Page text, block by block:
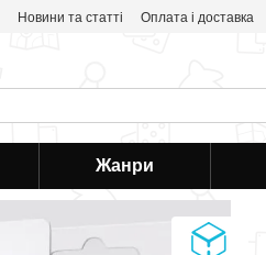
Новини та статті Оплата і доставка
Жанри